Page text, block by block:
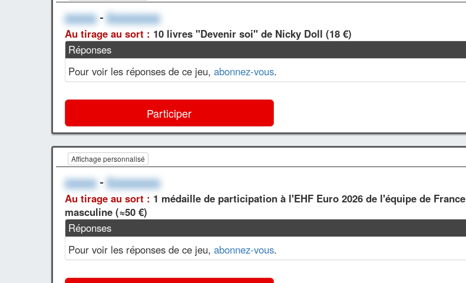
xxxxxx-Xxxxxxxxxx
Au tirage au sort : 10 livres "Devenir soi" de Nicky Doll (18 €)
Réponses
Pour voir les réponses de ce jeu, abonnez-vous.
Participer
Affichage personnalisé
xxxxxx-Xxxxxxxxxx
Au tirage au sort : 1 médaille de participation à l'EHF Euro 2026 de l'équipe de France
masculine (≈50 €)
Réponses
Pour voir les réponses de ce jeu, abonnez-vous.